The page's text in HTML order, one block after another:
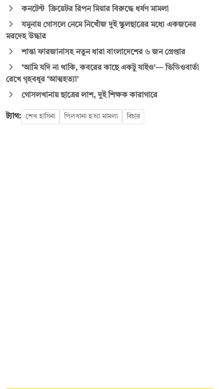
কনটেন্ট ক্রিয়েটর রিপন মিয়ার বিরুদ্ধে ধর্ষণ মামলা
যমুনায় গোসলে নেমে নিখোঁজ দুই স্কুলছাত্রের মধ্যে একজনের
মরদেহ উদ্ধার
শান্তা ফারজানাসহ নতুন ধারা বাংলাদেশের ৬ জন গ্রেপ্তার
‘আমি যদি না থাকি, কবরের কাছে একটু যাইও’— ভিডিওবার্তা
রেখে গৃহবধূর ‘আত্মহত্যা’
গোসলখানায় ছাত্রের লাশ, দুই শিক্ষক কারাগারে
ট্যাগ: শেখ হাসিনা পিলখানা হত্যা মামলা বিচার